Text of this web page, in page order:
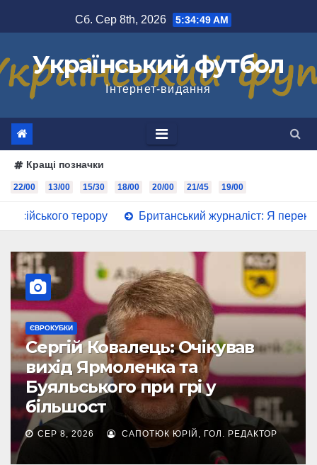
до
Сб. Сер 8th, 2026 5:34:50 AM
Український футбол
Інтернет-видання
Кращі позначки
22/00 13/00 15/30 18/00 20/00 21/45 19/00
Британський журналіст: Я переконаний,
ЄВРОКУБКИ
Сергій Ковалець: Очікував
вихід Ярмоленка та
Буяльського при грі у
більшост
СЕР 8, 2026 САПОТЮК ЮРІЙ, ГОЛ. РЕДАКТОР